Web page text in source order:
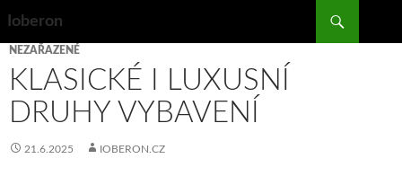
Ioberon
TO
CONTENT
NEZAŘAZENÉ
KLASICKÉ I LUXUSNÍ
DRUHY VYBAVENÍ
21.6.2025 IOBERON.CZ